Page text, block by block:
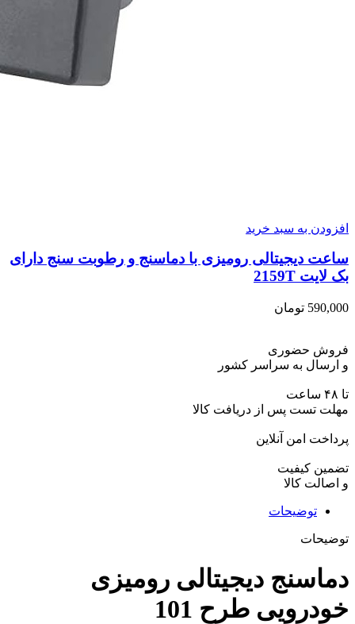
افزودن به سبد خرید
ساعت دیجیتالی رومیزی با دماسنج و رطوبت سنج دارای
بک لایت 2159T
590,000 تومان
فروش حضوری
و ارسال به سراسر کشور
تا ۴۸ ساعت
مهلت تست پس از دریافت کالا
پرداخت امن آنلاین
تضمین کیفیت
و اصالت کالا
توضیحات
توضیحات
دماسنج دیجیتالی رومیزی
خودرویی طرح 101